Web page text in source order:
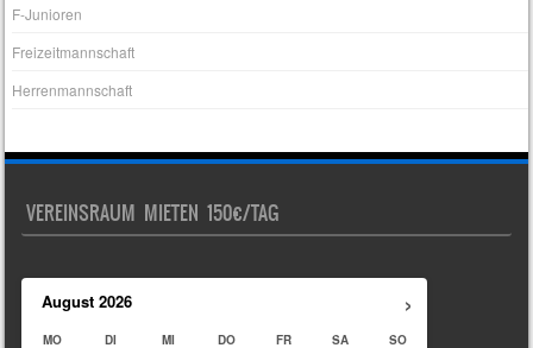
F-Junioren
Freizeitmannschaft
Herrenmannschaft
VEREINSRAUM MIETEN 150€/TAG
›
August 2026
MO DI MI DO FR SA SO